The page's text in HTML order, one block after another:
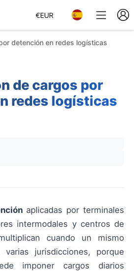
€EUR
detención en redes logísticas
de cargos por
redes logísticas
aplicadas por terminales
intermodales y centros de
cuando un mismo
varias jurisdicciones, porque
imponer cargos diarios